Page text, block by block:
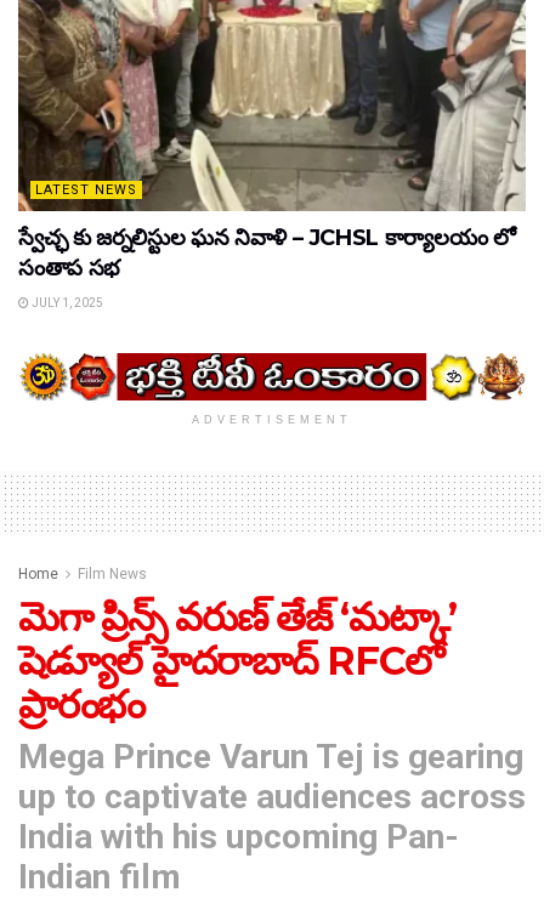
LATEST NEWS
స్వేచ్ఛ కు జర్నలిస్టుల ఘన నివాళి – JCHSL కార్యాలయం లో
సంతాప సభ
JULY 1, 2025
ADVERTISEMENT
Home Film News
మెగా ప్రిన్స్ వరుణ్ తేజ్ ‘మట్కా’
షెడ్యూల్ హైదరాబాద్ RFCలో
ప్రారంభం
Mega Prince Varun Tej is gearing
up to captivate audiences across
India with his upcoming Pan-
Indian film